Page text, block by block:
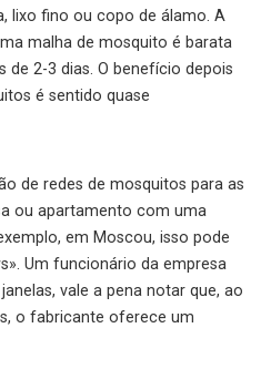
lixo fino ou copo de álamo. A
malha de mosquito é barata
de 2-3 dias. O benefício depois
é sentido quase
de redes de mosquitos para as
ou apartamento com uma
em Moscou, isso pode
Um funcionário da empresa
vale a pena notar que, ao
o fabricante oferece um